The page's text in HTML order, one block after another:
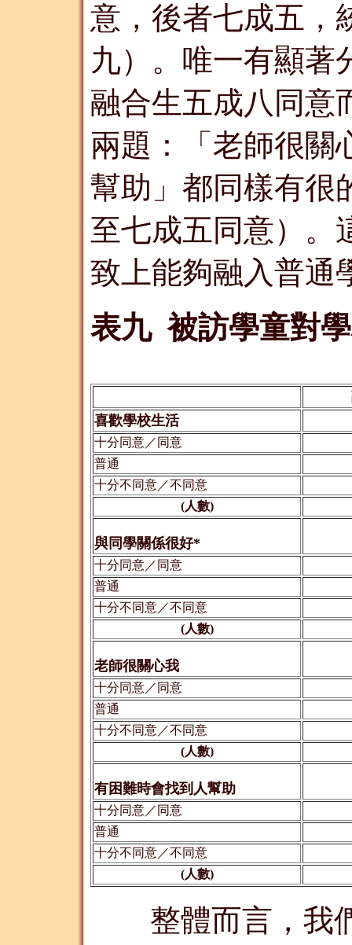
意，後者七成五，
九）。唯一有顯著
融合生五成八同意
兩題：「老師很關
幫助」都同樣有很
至七成五同意）。
致上能夠融入普通
表九 被訪學童對
喜歡學校生活
十分同意／同意
普通
十分不同意／不同意
(人數)
與同學關係很好*
十分同意／同意
普通
十分不同意／不同意
(人數)
老師很關心我
十分同意／同意
普通
十分不同意／不同意
(人數)
有困難時會找到人幫助
十分同意／同意
普通
十分不同意／不同意
(人數)
整體而言，我